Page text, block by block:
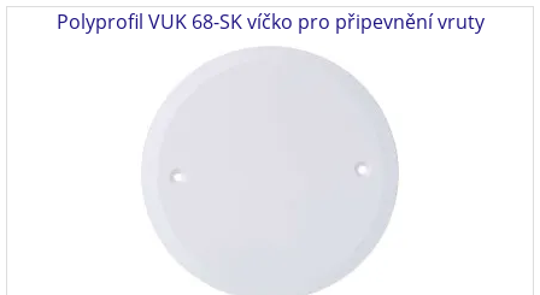
Polyprofil VUK 68-SK víčko pro připevnění vruty